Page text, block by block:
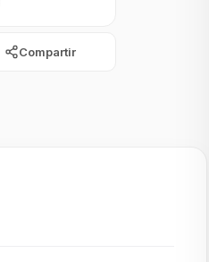
Compartir